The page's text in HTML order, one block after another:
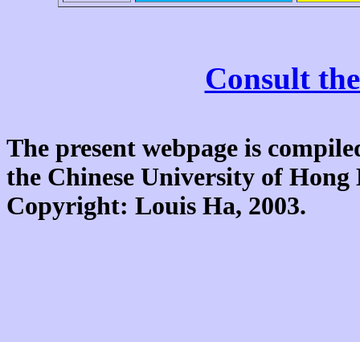
Consult
The present webpage is
the Chinese University of
Copyright: Louis Ha, 2003.